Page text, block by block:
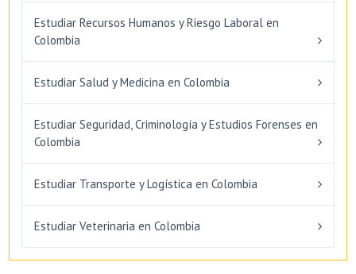
Estudiar Recursos Humanos y Riesgo Laboral en
Colombia
Estudiar Salud y Medicina en Colombia
Estudiar Seguridad, Criminología y Estudios Forenses en
Colombia
Estudiar Transporte y Logística en Colombia
Estudiar Veterinaria en Colombia